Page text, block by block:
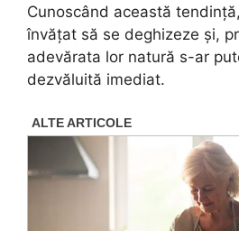
Cunoscând această
învățat să se deghizeze și,
adevărata lor natură s-ar
dezvăluită imediat.